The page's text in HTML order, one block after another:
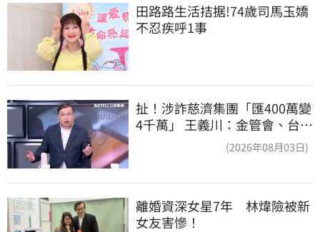
田路路生活拮据!74歲司馬玉嬌
不忍疾呼1事
扯！涉詐慈濟集團「匯400萬變
4千萬」 王義川：金管會、台銀
(2026年08月03日)
離婚資深女星7年　林煒險被新
女友害慘！